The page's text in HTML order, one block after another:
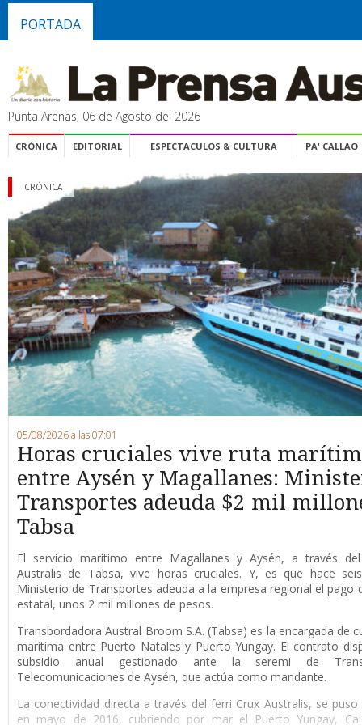
PORTADA
Punta Arenas, 06 de Agosto del 2026
CRÓNICA EDITORIAL ESPECTACULOS & CULTURA PA' CALLAO
CRÓNICA
05/08/2026 a las 07:01
Horas cruciales vive ruta
entre Aysén y Magallanes:
Transportes adeuda $2 mil
Tabsa
El servicio marítimo entre Magallanes y Aysén, a través
Australis de Tabsa, vive horas cruciales. Y, es que hace
Ministerio de Transportes adeuda a la empresa regional el pago
estatal, unos 2 mil millones de pesos.
Transbordadora Austral Broom S.A. (Tabsa) es la encargada de
marítima entre Puerto Natales y Puerto Yungay. El contrato
subsidio anual gestionado ante la seremi de
Telecomunicaciones de Aysén, que actúa como mandante.
La conectividad directa a través del ferri Crux Australis, se
en mayo de 2016, cubriendo por mar el Puerto Yungay,